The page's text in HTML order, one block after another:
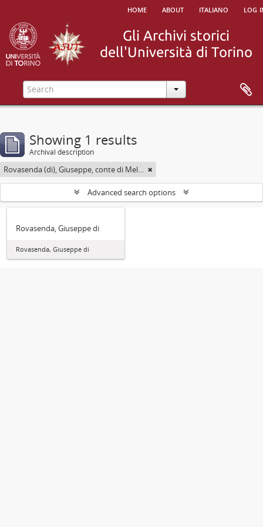
home about italiano log
Showing 1 results
Archival description
Rovasenda (di), Giuseppe, conte di Melle <1824-1913>
Advanced search options
Rovasenda, Giuseppe di
Rovasenda, Giuseppe di